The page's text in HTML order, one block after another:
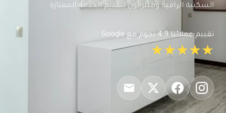
السكنية الراقية وملتزمون بتقديم الخدمة الممتازة.
تقييم عملائنا 4.9 نجوم مع Google
★★★★★